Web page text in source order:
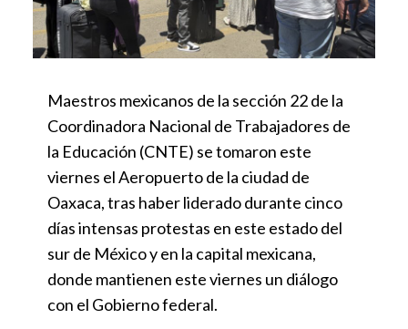
Maestros mexicanos de la sección 22 de la
Coordinadora Nacional de Trabajadores de
la Educación (CNTE) se tomaron este
viernes el Aeropuerto de la ciudad de
Oaxaca, tras haber liderado durante cinco
días intensas protestas en este estado del
sur de México y en la capital mexicana,
donde mantienen este viernes un diálogo
con el Gobierno federal.